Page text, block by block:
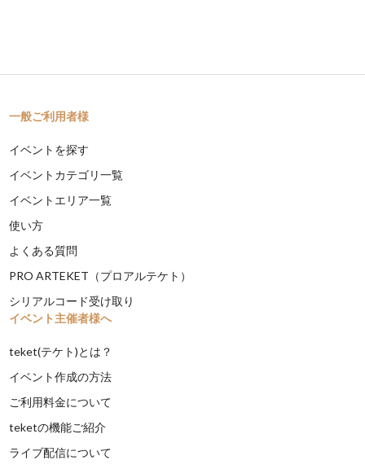
一般ご利用者様
イベントを探す
イベントカテゴリ一覧
イベントエリア一覧
使い方
よくある質問
PRO ARTEKET（プロアルテケト）
シリアルコード受け取り
イベント主催者様へ
teket(テケト)とは？
イベント作成の方法
ご利用料金について
teketの機能ご紹介
ライブ配信について